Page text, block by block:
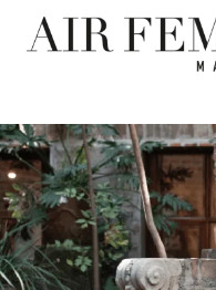
Saltar